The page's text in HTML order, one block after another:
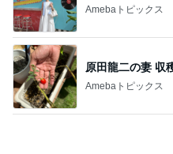
Amebaトピックス